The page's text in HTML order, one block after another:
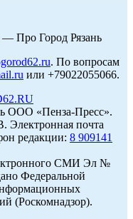
— Про Город Рязань
. По вопросам
или +79022055066.
ООО «Пенза-Пресс».
Электронная почта
редакции: 8 909141
СМИ Эл №
Федеральной
(Роскомнадзор).